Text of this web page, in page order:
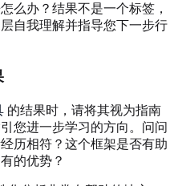
么办？结果不是一个标签，
自我理解并指导您下一步行
的结果时，请将其视为指南
您进一步学习的方向。问问
历相符？这个框架是否有助
的优势？